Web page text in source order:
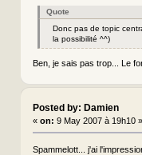
Quote
Donc pas de topic
la possibilité ^^)
Ben, je sais pas trop... Le
Posted by: Damien
« on: 9 May 2007 à 19h10 »
Spammelott... j'ai